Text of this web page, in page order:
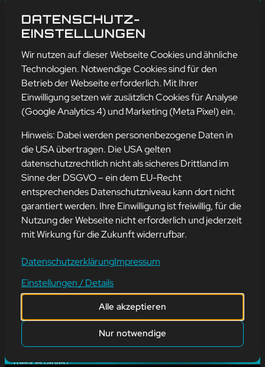
IT-BEGRIFF VS.
BEGRIFF:
VERSCHLÜSSELUNG
VS. HASHING
mehr erfahren
Blog, Weitere
FRÜHLINGSANFANG –
ZEIT FÜR FRISCHEN
WIND IM WEB!
mehr erfahren
DATENSCHUTZ-
EINSTELLUNGEN
Wir nutzen auf dieser Webseite Cookies und ähnliche
Technologien. Notwendige Cookies sind für den
Betrieb der Webseite erforderlich. Mit Ihrer
Einwilligung setzen wir zusätzlich Cookies für Analyse
(Google Analytics 4) und Marketing (Meta Pixel) ein.
Hinweis: Dabei werden personenbezogene Daten in
die USA übertragen. Die USA gelten
datenschutzrechtlich nicht als sicheres Drittland im
Sinne der DSGVO – ein dem EU-Recht
entsprechendes Datenschutzniveau kann dort nicht
garantiert werden. Ihre Einwilligung ist freiwillig, für die
Nutzung der Webseite nicht erforderlich und jederzeit
mit Wirkung für die Zukunft widerrufbar.
DatenschutzerklärungImpressum
Einstellungen / Details
Nur notwendige
Alle akzeptieren